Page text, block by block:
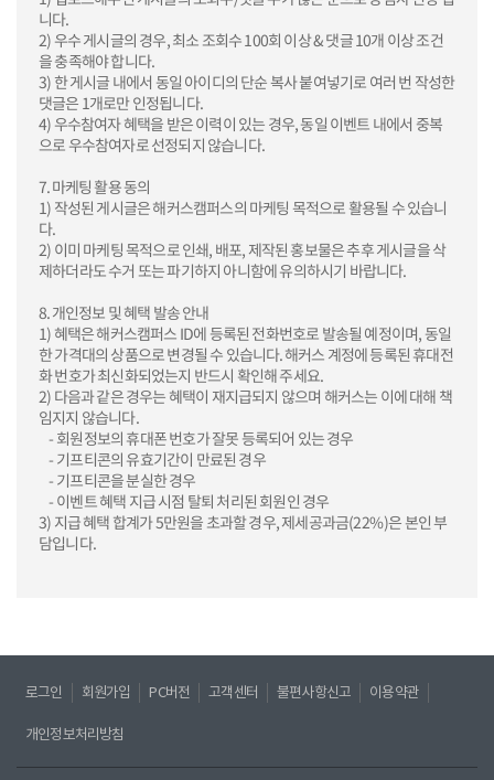
니다.
2) 우수 게시글의 경우, 최소 조회수 100회 이상 & 댓글 10개 이상 조건
을 충족해야 합니다.
3) 한 게시글 내에서 동일 아이디의 단순 복사 붙여넣기로 여러 번 작성한
댓글은 1개로만 인정됩니다.
4) 우수참여자 혜택을 받은 이력이 있는 경우, 동일 이벤트 내에서 중복
으로 우수참여자로 선정되지 않습니다.
7. 마케팅 활용 동의
1) 작성된 게시글은 해커스캠퍼스의 마케팅 목적으로 활용될 수 있습니
다.
2) 이미 마케팅 목적으로 인쇄, 배포, 제작된 홍보물은 추후 게시글을 삭
제하더라도 수거 또는 파기하지 아니함에 유의하시기 바랍니다.
8. 개인정보 및 혜택 발송 안내
1) 혜택은 해커스캠퍼스 ID에 등록된 전화번호로 발송될 예정이며, 동일
한 가격대의 상품으로 변경될 수 있습니다. 해커스 계정에 등록된 휴대전
화 번호가 최신화되었는지 반드시 확인해 주세요.
2) 다음과 같은 경우는 혜택이 재지급되지 않으며 해커스는 이에 대해 책
임지지 않습니다.
- 회원정보의 휴대폰 번호가 잘못 등록되어 있는 경우
- 기프티콘의 유효기간이 만료된 경우
- 기프티콘을 분실한 경우
- 이벤트 혜택 지급 시점 탈퇴 처리된 회원인 경우
3) 지급 혜택 합계가 5만원을 초과할 경우, 제세공과금(22%)은 본인 부
담입니다.
로그인 회원가입 PC버전 고객센터 불편사항신고 이용약관
개인정보처리방침